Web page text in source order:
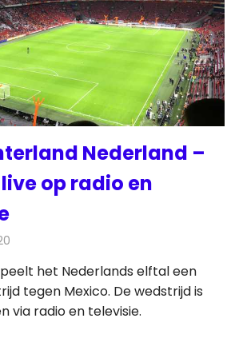
Nederland –
op radio en
het Nederlands elftal een
tegen Mexico. De wedstrijd is
via radio en televisie.